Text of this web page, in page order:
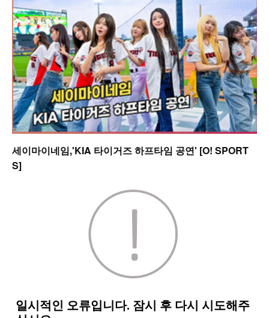
세이마이네임,'KIA 타이거즈 하프타임 공연' [O! SPORT
S]